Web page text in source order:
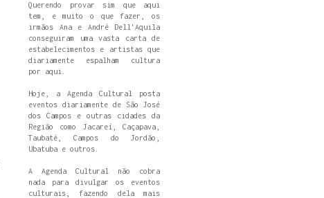
Querendo provar sim que aqui
tem, e muito o que fazer, os
irmãos Ana e André Dell'Aquila
conseguiram uma vasta carta de
estabelecimentos e artistas que
diariamente espalham cultura
por aqui.
Hoje, a Agenda Cultural posta
eventos diariamente de São José
dos Campos e outras cidades da
Região como Jacareí, Caçapava,
Taubaté, Campos do Jordão,
Ubatuba e outros.
A Agenda Cultural não cobra
nada para divulgar os eventos
culturais, fazendo dela mais